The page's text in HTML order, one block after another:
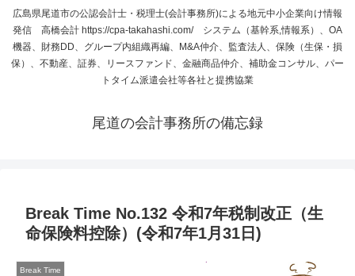
広島県尾道市の公認会計士・税理士(会計事務所)による地元中小企業向け情報
発信 高橋会計 https://cpa-takahashi.com/ システム（基幹系,情報系）、OA
機器、財務DD、グループ内組織再編、M&A仲介、監査法人、保険（生保・損
保）、不動産、証券、リースファンド、金融商品仲介、補助金コンサル、パー
トタイム派遣会社等各社と提携協業
尾道の会計事務所の備忘録
Break Time No.132 令和7年税制改正（生
命保険料控除）(令和7年1月31日)
Break Time